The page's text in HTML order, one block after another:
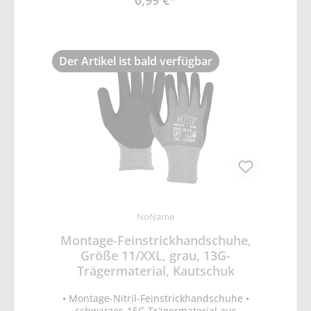
Der Artikel ist bald verfügbar
NoName
Montage-Feinstrickhandschuhe,
Größe 11/XXL, grau, 13G-
Trägermaterial, Kautschuk
• Montage-Nitril-Feinstrickhandschuhe •